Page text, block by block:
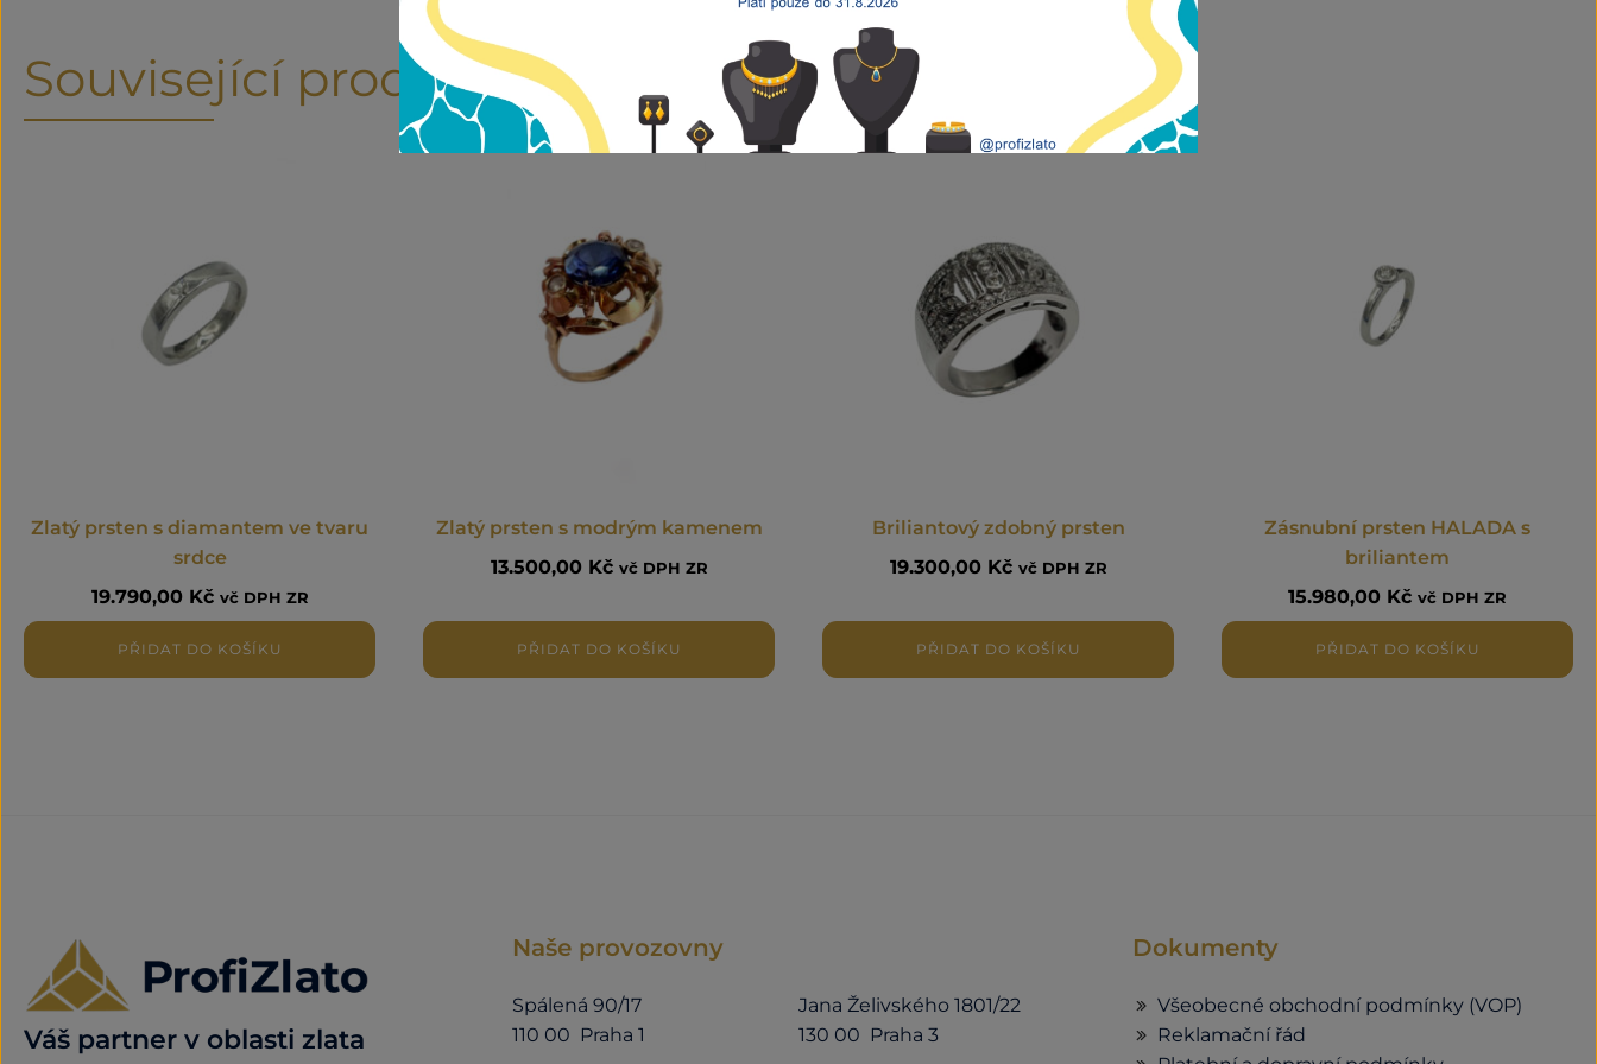
Související produkty
Zlatý prsten s diamantem ve tvaru
srdce
19.790,00 Kč vč DPH ZR
PŘIDAT DO KOŠÍKU
Zlatý prsten s modrým kamenem
13.500,00 Kč vč DPH ZR
PŘIDAT DO KOŠÍKU
Briliantový zdobný prsten
19.300,00 Kč vč DPH ZR
PŘIDAT DO KOŠÍKU
Zásnubní prsten HALADA s
briliantem
15.980,00 Kč vč DPH ZR
PŘIDAT DO KOŠÍKU
Váš partner v oblasti zlata
Naše provozovny
Spálená 90/17
110 00 Praha 1
Jana Želivského 1801/22
130 00 Praha 3
Dokumenty
Všeobecné obchodní podmínky (VOP)
Reklamační řád